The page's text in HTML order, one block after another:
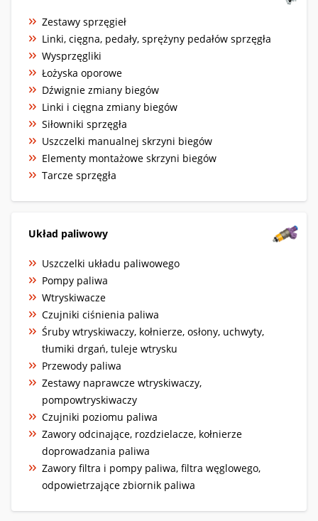
Zestawy sprzęgieł
Linki, cięgna, pedały, sprężyny pedałów sprzęgła
Wysprzęgliki
Łożyska oporowe
Dźwignie zmiany biegów
Linki i cięgna zmiany biegów
Siłowniki sprzęgła
Uszczelki manualnej skrzyni biegów
Elementy montażowe skrzyni biegów
Tarcze sprzęgła
Układ paliwowy
Uszczelki układu paliwowego
Pompy paliwa
Wtryskiwacze
Czujniki ciśnienia paliwa
Śruby wtryskiwaczy, kołnierze, osłony, uchwyty,
tłumiki drgań, tuleje wtrysku
Przewody paliwa
Zestawy naprawcze wtryskiwaczy,
pompowtryskiwaczy
Czujniki poziomu paliwa
Zawory odcinające, rozdzielacze, kołnierze
doprowadzania paliwa
Zawory filtra i pompy paliwa, filtra węglowego,
odpowietrzające zbiornik paliwa